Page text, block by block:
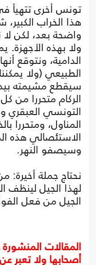
تونس أخرى تتهيأ
هذا الخراب
واضحة بعد، لكن لا
ولا بهذه الأجهزة.
الدامية، ونتوقع
الطبيعي (ولا
سيقطع مشيمته
الركام متحررا من
التونسي العبقري
المناول،
الاستئصالي هذه
وسيصفو النهر.
نحتاج جملة
لهذا الجيل لينظف
الجيل من فعل
أصحابها ولا تعبر